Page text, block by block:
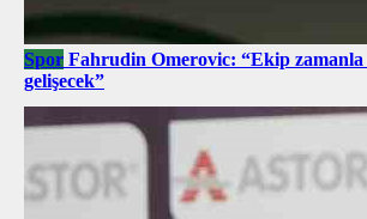
Spor Fahrudin Omerovic: “Ekip zamanla
gelişecek”